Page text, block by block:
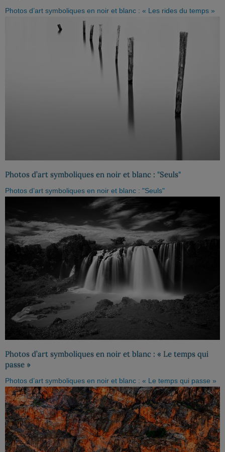
Photos d’art symboliques en noir et blanc : « Les rides du temps »
Photos d’art symboliques en noir et blanc : "Seuls"
Photos d’art symboliques en noir et blanc : "Seuls"
Photos d’art symboliques en noir et blanc : « Le temps qui
passe »
Photos d’art symboliques en noir et blanc : « Le temps qui passe »